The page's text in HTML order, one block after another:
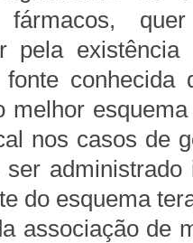
fármacos,
pela
conhecida
melhor
nos casos de
do esquema
associação de